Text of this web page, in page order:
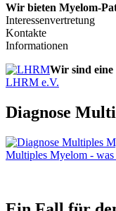
Wir bieten Myelom-
Interessenvertretung
Kontakte
Informationen
Wir sind
LHRM e.V.
Diagnose
Multiples Myelom -